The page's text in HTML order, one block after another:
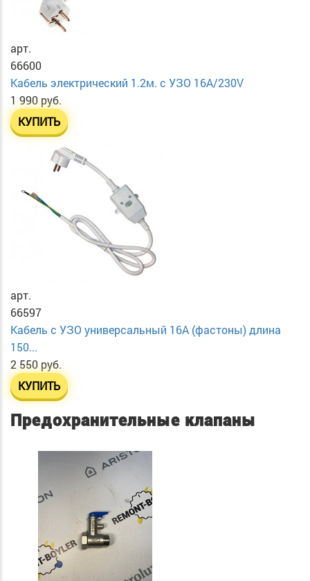
арт.
66600
Кабель электрический 1.2м. с УЗО 16А/230V
1 990 руб.
КУПИТЬ
арт.
66597
Кабель с УЗО универсальный 16А (фастоны) длина
150...
2 550 руб.
КУПИТЬ
Предохранительные клапаны